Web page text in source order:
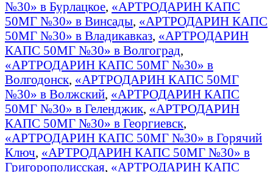
№30» в Бурлацкое, «АРТРОДАРИН КАПС
50МГ №30» в Винсады, «АРТРОДАРИН КАПС
50МГ №30» в Владикавказ, «АРТРОДАРИН
КАПС 50МГ №30» в Волгоград,
«АРТРОДАРИН КАПС 50МГ №30» в
Волгодонск, «АРТРОДАРИН КАПС 50МГ
№30» в Волжский, «АРТРОДАРИН КАПС
50МГ №30» в Геленджик, «АРТРОДАРИН
КАПС 50МГ №30» в Георгиевск,
«АРТРОДАРИН КАПС 50МГ №30» в Горячий
Ключ, «АРТРОДАРИН КАПС 50МГ №30» в
Григорополисская, «АРТРОДАРИН КАПС